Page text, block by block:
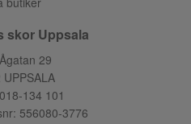
skor Uppsala
29
018-134 101
556080-3776